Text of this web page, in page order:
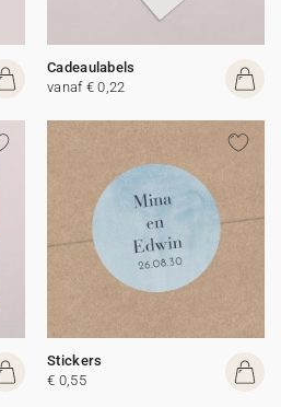
Cadeaulabels
vanaf € 0,22
Stickers
€ 0,55